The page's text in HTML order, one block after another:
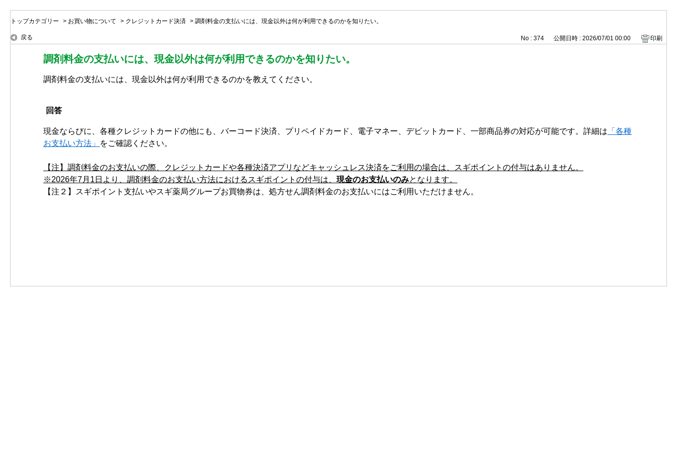
トップカテゴリー > お買い物について > クレジットカード決済 > 調剤料金の支払いには、現金以外は何が利用できるのかを知りたい。
戻る No : 374 公開日時 : 2026/07/01 00:00 印刷
調剤料金の支払いには、現金以外は何が利用できるのかを知りたい。
調剤料金の支払いには、現金以外は何が利用できるのかを教えてください。
回答
現金ならびに、各種クレジットカードの他にも、バーコード決済、プリペイドカード、電子マネー、デビットカード、一部商品券の対応が可能です。詳細は 「各種
お支払い方法」
をご確認ください。
【注】調剤料金のお支払いの際、クレジットカードや各種決済アプリなどキャッシュレス決済をご利用の場合は、スギポイントの付与はありません。
※2026年7月1日より、調剤料金のお支払い方法におけるスギポイントの付与は、 現金のお支払いのみとなります。
【注２】スギポイント支払いやスギ薬局グループお買物券は、処方せん調剤料金のお支払いにはご利用いただけません。